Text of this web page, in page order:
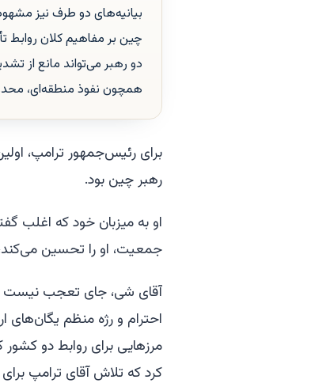
بیانیه‌های دو طرف نیز
چین بر مفاهیم کلان روابط
دو رهبر می‌تواند مانع از
همچون نفوذ منطقه‌ای،
برای رئیس‌جمهور ترامپ،
رهبر چین بود.
جمعیت، او را تحسین
احترام و رژه منظم
مرزهایی برای روابط دو
کرد که تلاش آقای ترامپ